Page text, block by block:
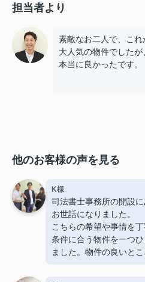
担当者より
素敵なお二人で、こ
大人気の物件でした
本当に良かったです。
他のお客様の声を見る
K様
司法書士事務所の開設
お世話になりました。
こちらの希望や事情を
条件に合う物件を一つ
ました。物件の良いと